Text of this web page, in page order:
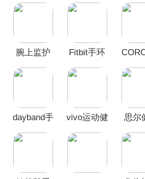
自己的运动情
小编整理了智
含小米、华为
用~
腕上监护
Fitbit手环
dayband手
vivo运动健
思尔